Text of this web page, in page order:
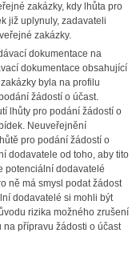
zakázky, kdy lhůta pro
již uplynuly, zadavateli
zakázky.
dokumentace na
dokumentace obsahující
byla na profilu
žádostí o účast.
lhůty pro podání žádostí o
Neuveřejnění
pro podání žádostí o
dodavatele od toho, aby tito
potenciální dodavatelé
ně má smysl podat žádost
dodavatelé si mohli být
rizika možného zrušení
přípravu žádosti o účast